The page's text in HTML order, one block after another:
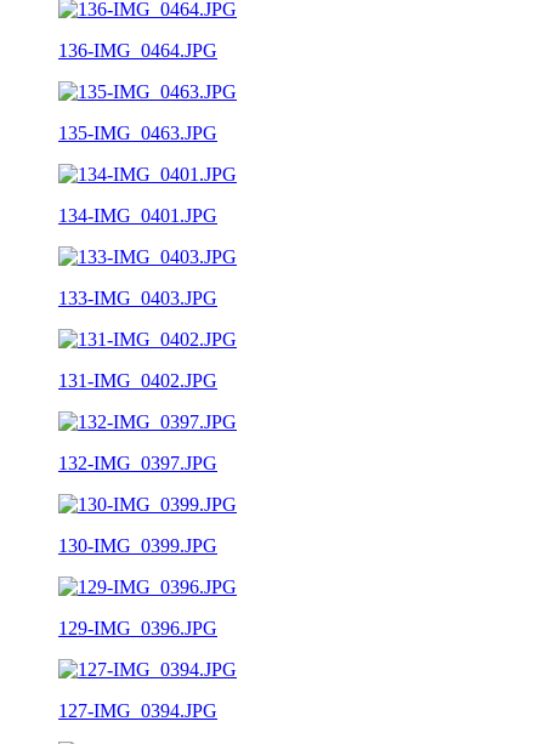
136-IMG_0464.JPG
135-IMG_0463.JPG
134-IMG_0401.JPG
133-IMG_0403.JPG
131-IMG_0402.JPG
132-IMG_0397.JPG
130-IMG_0399.JPG
129-IMG_0396.JPG
127-IMG_0394.JPG